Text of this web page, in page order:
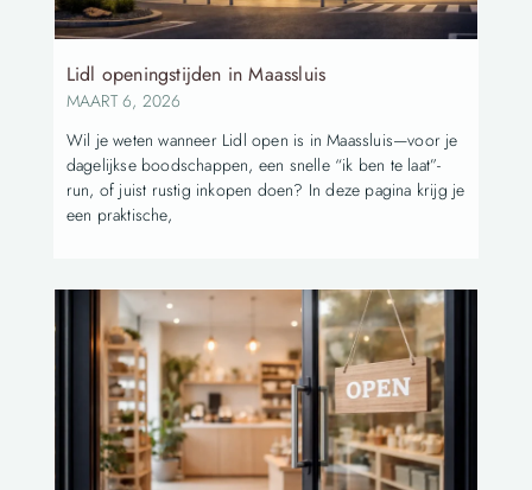
Lidl openingstijden in Maassluis
MAART 6, 2026
Wil je weten wanneer Lidl open is in Maassluis—voor je
dagelijkse boodschappen, een snelle “ik ben te laat”-
run, of juist rustig inkopen doen? In deze pagina krijg je
een praktische,